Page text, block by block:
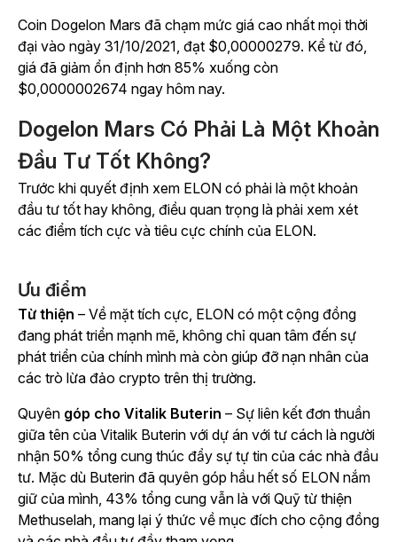
Coin Dogelon Mars đã chạm mức giá cao nhất mọi thời
đại vào ngày 31/10/2021, đạt $0,00000279. Kể từ đó,
giá đã giảm ổn định hơn 85% xuống còn
$0,0000002674 ngay hôm nay.
Dogelon Mars Có Phải Là Một Khoản
Đầu Tư Tốt Không?
Trước khi quyết định xem ELON có phải là một khoản
đầu tư tốt hay không, điều quan trọng là phải xem xét
các điểm tích cực và tiêu cực chính của ELON.
Ưu điểm
Từ thiện – Về mặt tích cực, ELON có một cộng đồng
đang phát triển mạnh mẽ, không chỉ quan tâm đến sự
phát triển của chính mình mà còn giúp đỡ nạn nhân của
các trò lừa đảo crypto trên thị trường.
Quyên góp cho Vitalik Buterin – Sự liên kết đơn thuần
giữa tên của Vitalik Buterin với dự án với tư cách là người
nhận 50% tổng cung thúc đẩy sự tự tin của các nhà đầu
tư. Mặc dù Buterin đã quyên góp hầu hết số ELON nắm
giữ của mình, 43% tổng cung vẫn là với Quỹ từ thiện
Methuselah, mang lại ý thức về mục đích cho cộng đồng